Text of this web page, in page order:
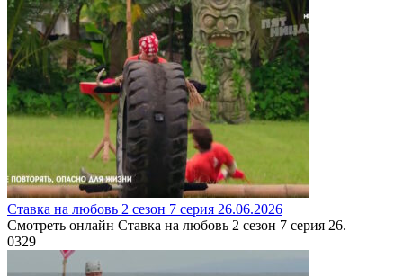
Ставка на любовь 2 сезон 7 серия 26.06.2026
Смотреть онлайн Ставка на любовь 2 сезон 7 серия 26.
0329